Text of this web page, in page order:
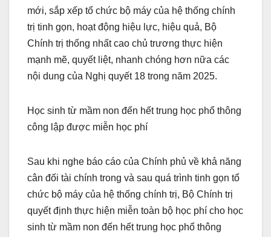
mới, sắp xếp tổ chức bộ máy của hệ thống chính
trị tinh gọn, hoạt động hiệu lực, hiệu quả, Bộ
Chính trị thống nhất cao chủ trương thực hiện
mạnh mẽ, quyết liệt, nhanh chóng hơn nữa các
nội dung của Nghị quyết 18 trong năm 2025.
Học sinh từ mầm non đến hết trung học phổ thông
công lập được miễn học phí
Sau khi nghe báo cáo của Chính phủ về khả năng
cân đối tài chính trong và sau quá trình tinh gọn tổ
chức bộ máy của hệ thống chính trị, Bộ Chính trị
quyết định thực hiện miễn toàn bộ học phí cho học
sinh từ mầm non đến hết trung học phổ thông